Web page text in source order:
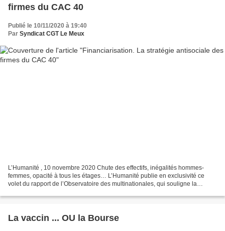
firmes du CAC 40
Publié le 10/11/2020 à 19:40
Par Syndicat CGT Le Meux
L’Humanité , 10 novembre 2020 Chute des effectifs, inégalités hommes-
femmes, opacité à tous les étages… L’Humanité publie en exclusivité ce
volet du rapport de l’Observatoire des multinationales, qui souligne la
La vaccin ... OU la Bourse